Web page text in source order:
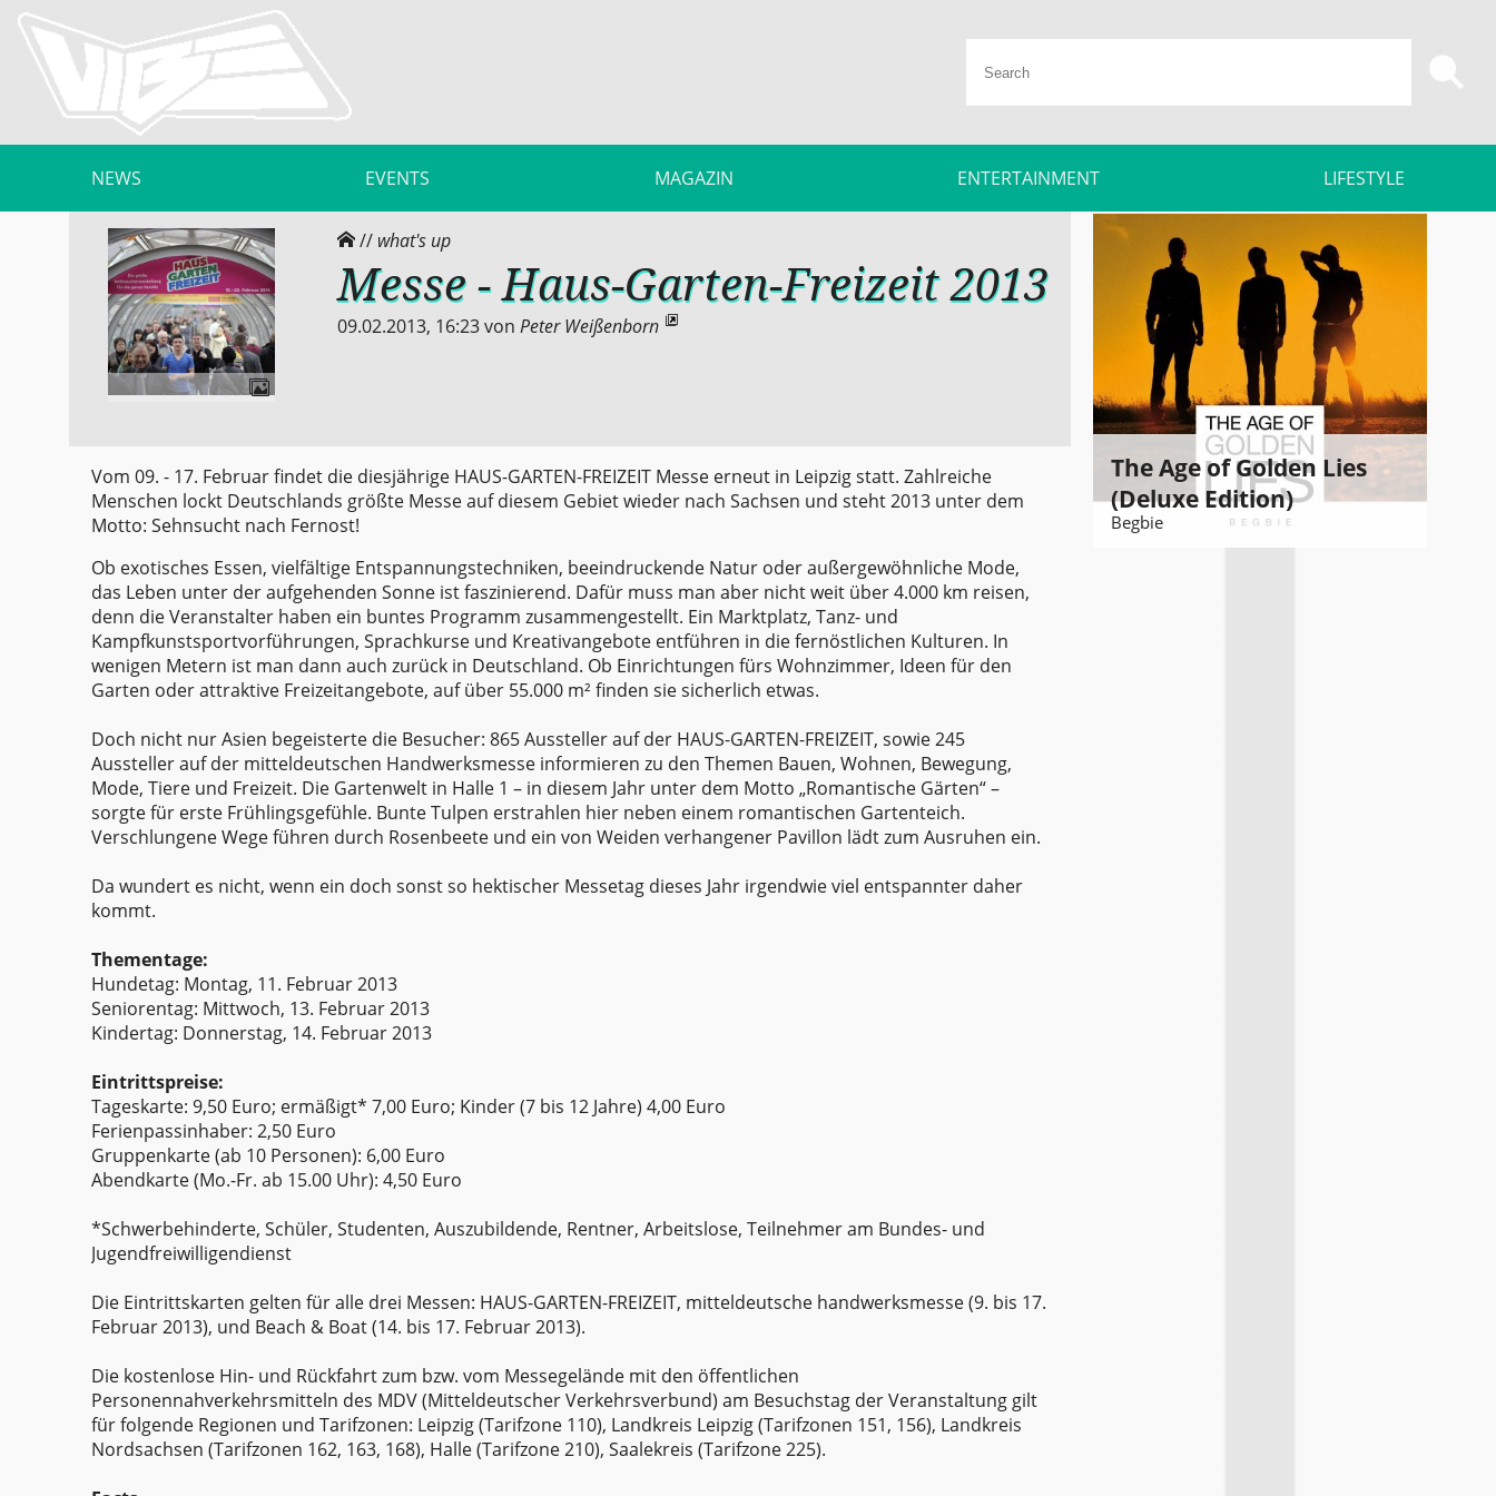
NEWS EVENTS MAGAZIN ENTERTAINMENT LIFESTYLE
// what's up
Messe - Haus-Garten-Freizeit 2013
09.02.2013, 16:23von Peter Weißenborn
Vom 09. - 17. Februar findet die diesjährige HAUS-GARTEN-FREIZEIT Messe erneut in Leipzig statt. Zahlreiche
Menschen lockt Deutschlands größte Messe auf diesem Gebiet wieder nach Sachsen und steht 2013 unter dem
Motto: Sehnsucht nach Fernost!
Ob exotisches Essen, vielfältige Entspannungstechniken, beeindruckende Natur oder außergewöhnliche Mode,
das Leben unter der aufgehenden Sonne ist faszinierend. Dafür muss man aber nicht weit über 4.000 km reisen,
denn die Veranstalter haben ein buntes Programm zusammengestellt. Ein Marktplatz, Tanz- und
Kampfkunstsportvorführungen, Sprachkurse und Kreativangebote entführen in die fernöstlichen Kulturen. In
wenigen Metern ist man dann auch zurück in Deutschland. Ob Einrichtungen fürs Wohnzimmer, Ideen für den
Garten oder attraktive Freizeitangebote, auf über 55.000 m² finden sie sicherlich etwas.
Doch nicht nur Asien begeisterte die Besucher: 865 Aussteller auf der HAUS-GARTEN-FREIZEIT, sowie 245
Aussteller auf der mitteldeutschen Handwerksmesse informieren zu den Themen Bauen, Wohnen, Bewegung,
Mode, Tiere und Freizeit. Die Gartenwelt in Halle 1 – in diesem Jahr unter dem Motto „Romantische Gärten“ –
sorgte für erste Frühlingsgefühle. Bunte Tulpen erstrahlen hier neben einem romantischen Gartenteich.
Verschlungene Wege führen durch Rosenbeete und ein von Weiden verhangener Pavillon lädt zum Ausruhen ein.
Da wundert es nicht, wenn ein doch sonst so hektischer Messetag dieses Jahr irgendwie viel entspannter daher
kommt.
Thementage:
Hundetag: Montag, 11. Februar 2013
Seniorentag: Mittwoch, 13. Februar 2013
Kindertag: Donnerstag, 14. Februar 2013
Eintrittspreise:
Tageskarte: 9,50 Euro; ermäßigt* 7,00 Euro; Kinder (7 bis 12 Jahre) 4,00 Euro
Ferienpassinhaber: 2,50 Euro
Gruppenkarte (ab 10 Personen): 6,00 Euro
Abendkarte (Mo.-Fr. ab 15.00 Uhr): 4,50 Euro
*Schwerbehinderte, Schüler, Studenten, Auszubildende, Rentner, Arbeitslose, Teilnehmer am Bundes- und
Jugendfreiwilligendienst
Die Eintrittskarten gelten für alle drei Messen: HAUS-GARTEN-FREIZEIT, mitteldeutsche handwerksmesse (9. bis 17.
Februar 2013), und Beach & Boat (14. bis 17. Februar 2013).
Die kostenlose Hin- und Rückfahrt zum bzw. vom Messegelände mit den öffentlichen
Personennahverkehrsmitteln des MDV (Mitteldeutscher Verkehrsverbund) am Besuchstag der Veranstaltung gilt
für folgende Regionen und Tarifzonen: Leipzig (Tarifzone 110), Landkreis Leipzig (Tarifzonen 151, 156), Landkreis
Nordsachsen (Tarifzonen 162, 163, 168), Halle (Tarifzone 210), Saalekreis (Tarifzone 225).
The Age of Golden Lies
(Deluxe Edition)
Begbie